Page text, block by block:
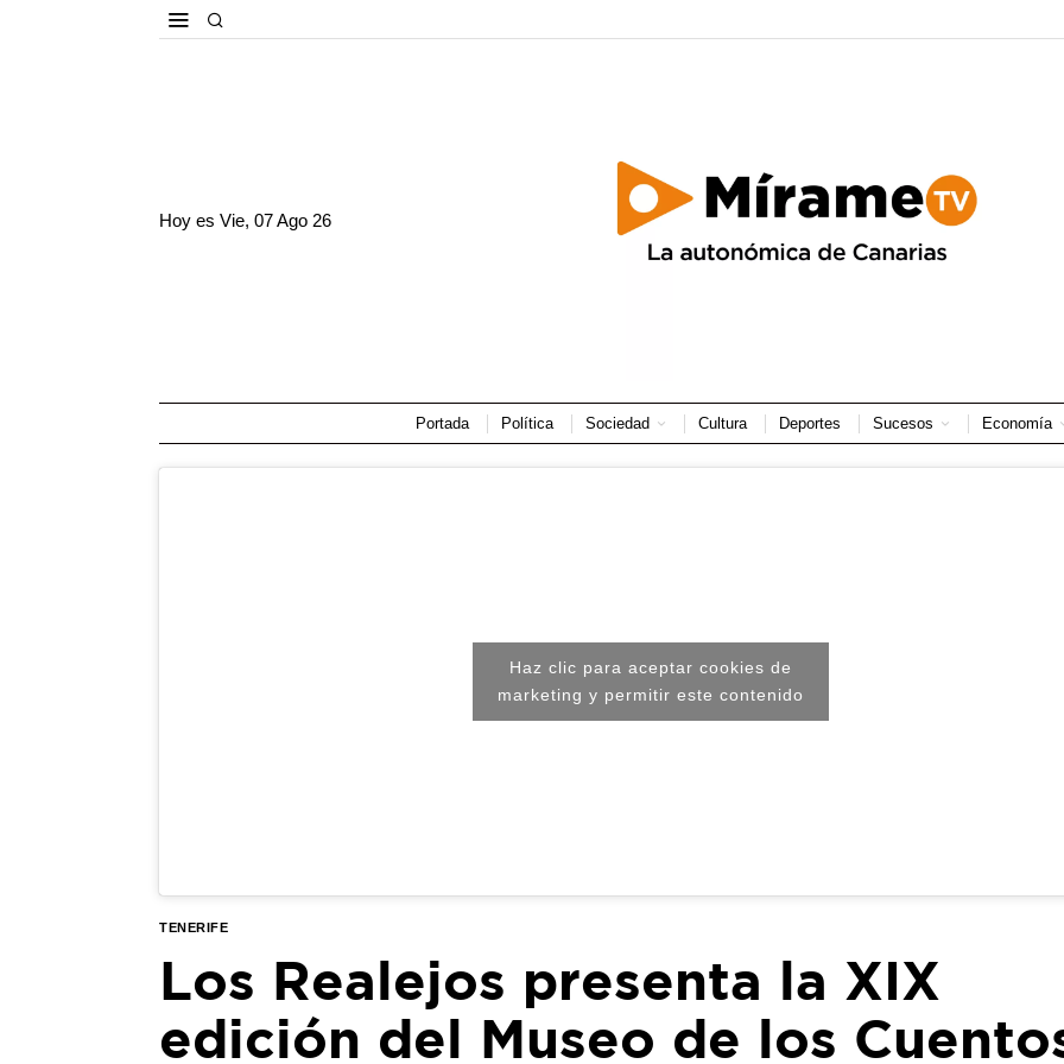
Hoy esVie, 07 Ago 26
Portada Política Sociedad Cultura Deportes Sucesos Economía
Haz clic para aceptar cookies de
marketing y permitir este contenido
TENERIFE
Los Realejos presenta la XIX
edición del Museo de los